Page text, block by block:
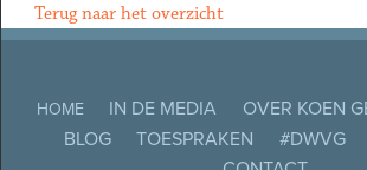
Terug naar het overzicht
HOME IN DE MEDIA OVER KOEN
BLOG
TOESPRAKEN #DWVG